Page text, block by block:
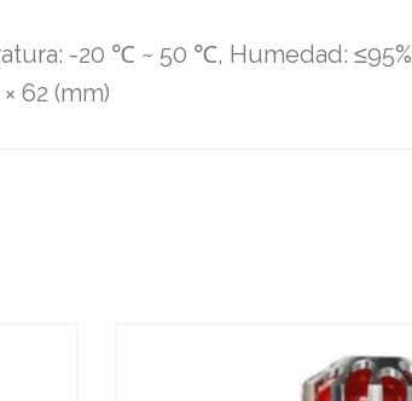
-20 ℃ ~ 50 ℃, Humedad: ≤95%
62 (mm)